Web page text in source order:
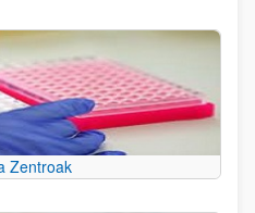
Zentroak